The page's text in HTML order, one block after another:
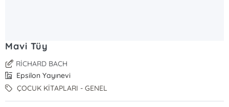
Mavi Tüy
RİCHARD BACH
Epsilon Yayınevi
ÇOCUK KİTAPLARI - GENEL